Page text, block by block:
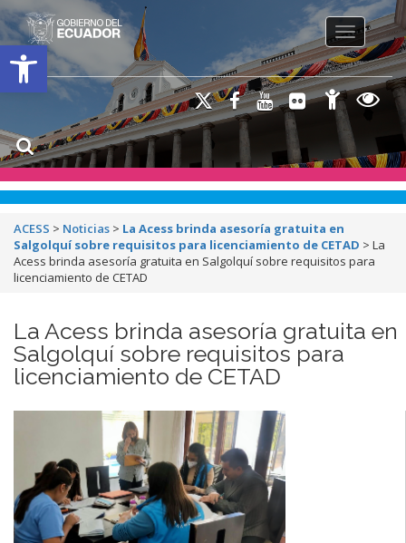
Open toolbar
Toggle
ACESS > Noticias > La Acess brinda asesoría gratuita en
Salgolquí sobre requisitos para licenciamiento de CETAD > La
Acess brinda asesoría gratuita en Salgolquí sobre requisitos para
licenciamiento de CETAD
La Acess brinda asesoría gratuita en
Salgolquí sobre requisitos para
licenciamiento de CETAD